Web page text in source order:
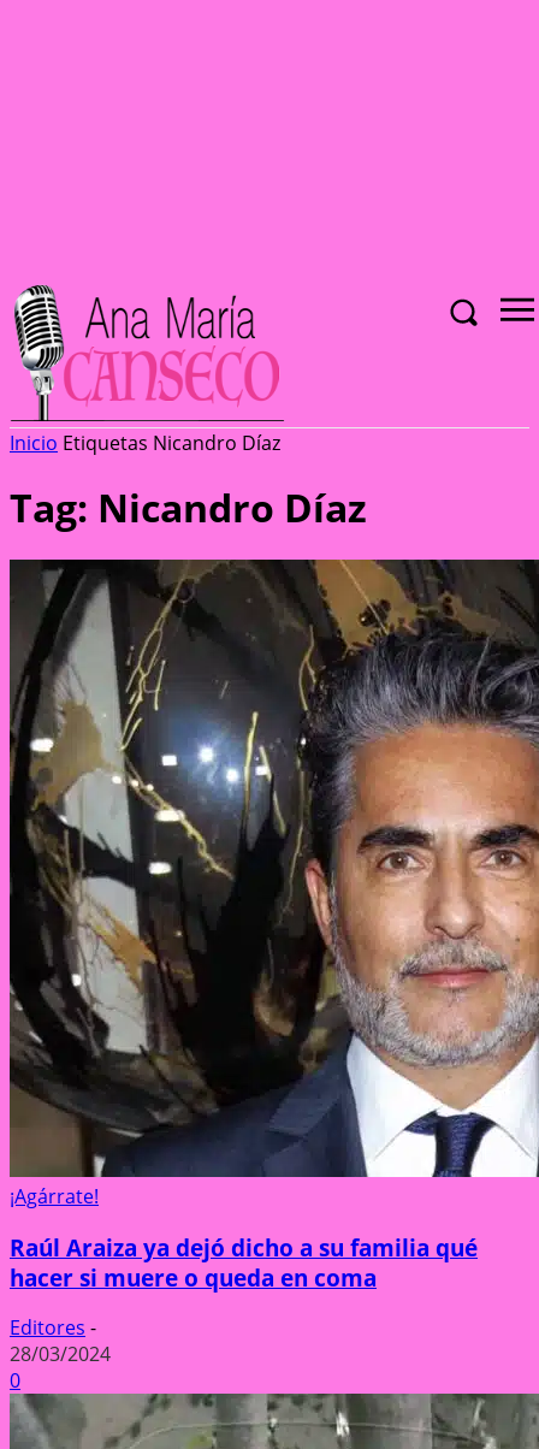
Inicio Etiquetas Nicandro Díaz
Tag: Nicandro Díaz
¡Agárrate!
Raúl Araiza ya dejó dicho a su familia qué
hacer si muere o queda en coma
Editores -
28/03/2024
0